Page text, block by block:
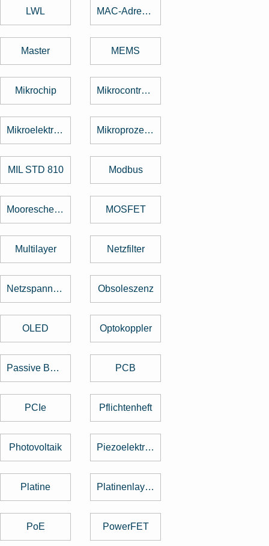
LWL MAC-Adresse
Master MEMS
Mikrochip Mikrocontroller
Mikroelektronik Mikroprozessor
MIL STD 810 Modbus
Mooresche Gesetz MOSFET
Multilayer Netzfilter
Netzspannung Obsoleszenz
OLED Optokoppler
Passive Bauelemente PCB
PCIe Pflichtenheft
Photovoltaik Piezoelektrischer Sensor
Platine Platinenlayout
PoE PowerFET